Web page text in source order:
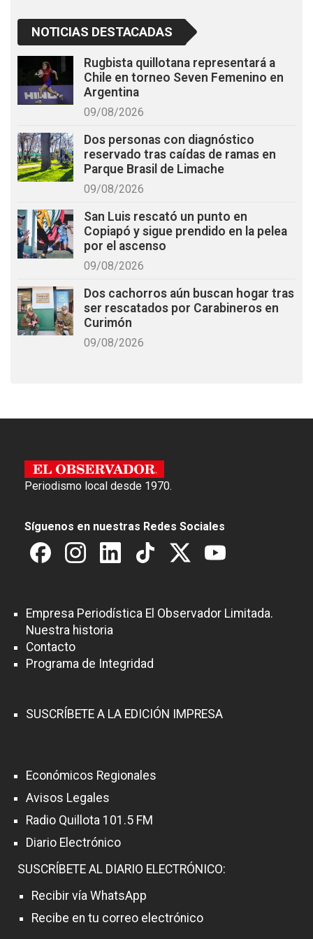
NOTICIAS DESTACADAS
Rugbista quillotana representará a
Chile en torneo Seven Femenino en
Argentina
09/08/2026
Dos personas con diagnóstico
reservado tras caídas de ramas en
Parque Brasil de Limache
09/08/2026
San Luis rescató un punto en
Copiapó y sigue prendido en la pelea
por el ascenso
09/08/2026
Dos cachorros aún buscan hogar tras
ser rescatados por Carabineros en
Curimón
09/08/2026
Periodismo local desde 1970.
Síguenos en nuestras Redes Sociales
Empresa Periodística El Observador Limitada.
Nuestra historia
Contacto
Programa de Integridad
SUSCRÍBETE A LA EDICIÓN IMPRESA
Económicos Regionales
Avisos Legales
Radio Quillota 101.5 FM
Diario Electrónico
SUSCRÍBETE AL DIARIO ELECTRÓNICO:
Recibir vía WhatsApp
Recibe en tu correo electrónico